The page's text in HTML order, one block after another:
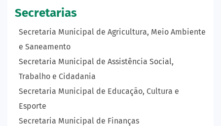
Secretarias
Secretaria Municipal de Agricultura, Meio Ambiente
e Saneamento
Secretaria Municipal de Assistência Social,
Trabalho e Cidadania
Secretaria Municipal de Educação, Cultura e
Esporte
Secretaria Municipal de Finanças